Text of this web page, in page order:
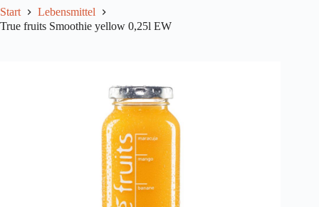
Start
Lebensmittel
True fruits Smoothie yellow 0,25l EW